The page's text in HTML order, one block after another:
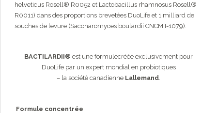
helveticus Rosell® R0052 et Lactobacillus rhamnosus Rosell®
R0011) dans des proportions brevetées DuoLife et 1 milliard de
souches de levure (Saccharomyces boulardii CNCM I-1079).
BACTILARDII® est une formulecréée exclusivement pour
DuoLife par un expert mondial en probiotiques
– la société canadienne Lallemand.
Formule concentrée